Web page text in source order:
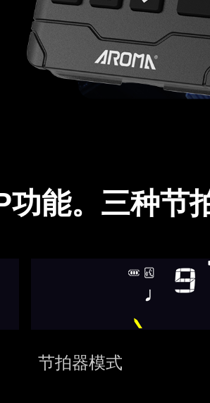
能。三种节
节拍器模式